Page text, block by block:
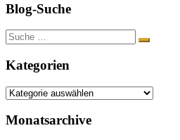
Blog-Suche
Suche
nach:
Kategorien
Kategorien
Monatsarchive